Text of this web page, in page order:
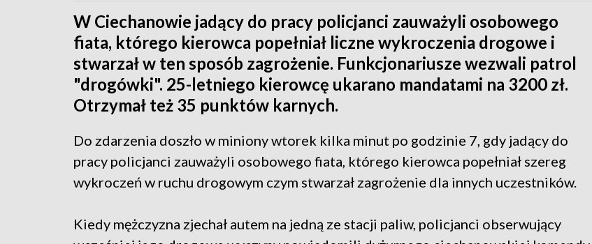
W Ciechanowie jadący do pracy policjanci zauważyli osobowego
fiata, którego kierowca popełniał liczne wykroczenia drogowe i
stwarzał w ten sposób zagrożenie. Funkcjonariusze wezwali patrol
"drogówki". 25-letniego kierowcę ukarano mandatami na 3200 zł.
Otrzymał też 35 punktów karnych.
Do zdarzenia doszło w miniony wtorek kilka minut po godzinie 7, gdy jadący do
pracy policjanci zauważyli osobowego fiata, którego kierowca popełniał szereg
wykroczeń w ruchu drogowym czym stwarzał zagrożenie dla innych uczestników.
Kiedy mężczyzna zjechał autem na jedną ze stacji paliw, policjanci obserwujący